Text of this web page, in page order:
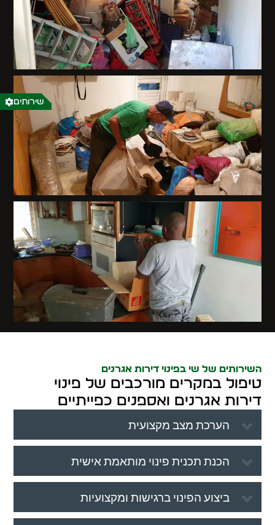
השירותים של שי בפינוי דירות אגרנים
טיפול במקרים מורכבים של פינוי
דירות אגרנים ואספנים כפייתיים
הערכת מצב מקצועית
הכנת תכנית פינוי מותאמת אישית
ביצוע הפינוי ברגישות ומקצועיות
שירותים